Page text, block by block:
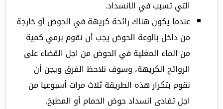
التي تسبب في الانسداد.
عندما يكون هناك رائحة كريهة في الحوض أو خارجة
من داخل بالوعة الحوض يجب أن نقوم برمي كمية
من الماء المغلية في الحوض من اجل القضاء على
الروائح الكريهة، وسوف نلاحظ الفرق ويجن أن
نقوم بتكرار هذه الطريقة ثلاث مرات أسبوعيا من
اجل تفادى انسداد حوض الحمام أو المطبخ.